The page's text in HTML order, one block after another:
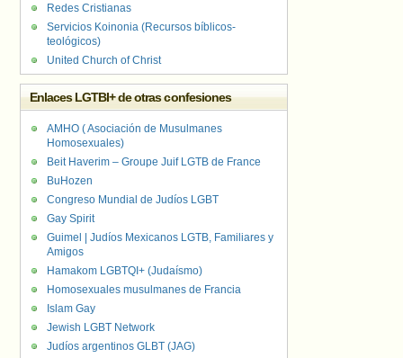
Redes Cristianas
Servicios Koinonia (Recursos bíblicos-
teológicos)
United Church of Christ
Enlaces LGTBI+ de otras confesiones
AMHO ( Asociación de Musulmanes
Homosexuales)
Beit Haverim – Groupe Juif LGTB de France
BuHozen
Congreso Mundial de Judíos LGBT
Gay Spirit
Guimel | Judíos Mexicanos LGTB, Familiares y
Amigos
Hamakom LGBTQI+ (Judaísmo)
Homosexuales musulmanes de Francia
Islam Gay
Jewish LGBT Network
Judíos argentinos GLBT (JAG)